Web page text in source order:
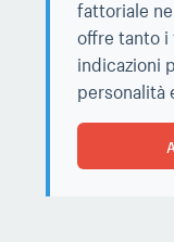
fattoriale
offre tanto
indicazioni
personalità